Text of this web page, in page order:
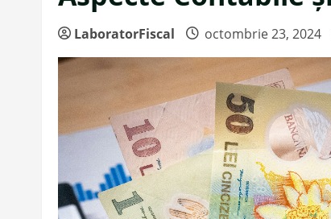
LaboratorFiscal octombrie 23, 2024